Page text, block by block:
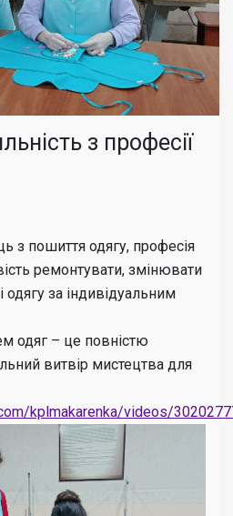
з професії
з пошиття одягу, професія
ремонтувати, змінювати
за індивідуальним
одяг – це повністю
витвір мистецтва для
kplmakarenka/videos/